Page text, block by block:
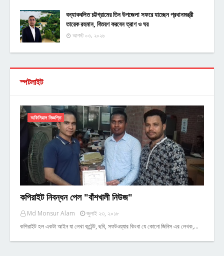
বন্যাকবলিত চট্টগ্রামের তিন উপজেলা সফরে যাচ্ছেন প্রধানমন্ত্রী
তারেক রহমান, বিতরণ করবেন ত্রাণ ও ঘর
আগস্ট ০৩, ২০২৬
স্পটলাইট
অফিসিয়াল বিজ্ঞপ্তি
কপিরাইট নিবন্ধন পেল "বাঁশখালী নিউজ"
Md Monsur Alam
জুলাই ২৩, ২০১৮
কপিরাইট হল একটা আইন যা লেখা কন্টেন্ট, ছবি, সফটওয়্যার কিংবা যে কোনো জিনিস এর লেখক,…